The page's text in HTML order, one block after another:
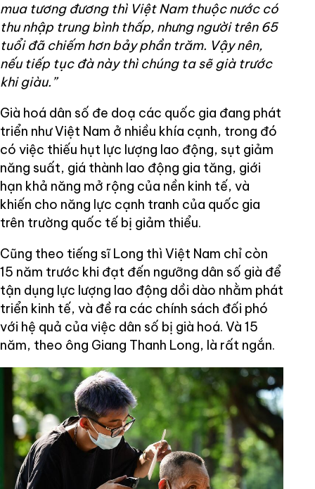
mua tương đương thì Việt Nam thuộc nước có
thu nhập trung bình thấp, nhưng người trên 65
tuổi đã chiếm hơn bảy phần trăm. Vậy nên,
nếu tiếp tục đà này thì chúng ta sẽ già trước
khi giàu.”
Già hoá dân số đe doạ các quốc gia đang phát
triển như Việt Nam ở nhiều khía cạnh, trong đó
có việc thiếu hụt lực lượng lao động, sụt giảm
năng suất, giá thành lao động gia tăng, giới
hạn khả năng mở rộng của nền kinh tế, và
khiến cho năng lực cạnh tranh của quốc gia
trên trường quốc tế bị giảm thiểu.
Cũng theo tiếng sĩ Long thì Việt Nam chỉ còn
15 năm trước khi đạt đến ngưỡng dân số già để
tận dụng lực lượng lao động dồi dào nhằm phát
triển kinh tế, và đề ra các chính sách đối phó
với hệ quả của việc dân số bị già hoá. Và 15
năm, theo ông Giang Thanh Long, là rất ngắn.